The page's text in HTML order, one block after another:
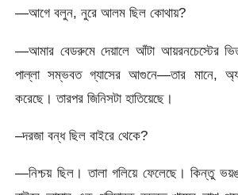
—আগে বলুন, নুরে আলম ছিল কোথায়?
—আমার বেডরুমে দেয়ালে আঁটা আয়রনচেস্টের
পাল্লা সম্ভবত গ্যাসের আগুনে—তার মানে,
করেছে। তারপর জিনিসটা হাতিয়েছে।
–দরজা বন্ধ ছিল বাইরে থেকে?
—নিশ্চয় ছিল। তালা গলিয়ে ফেলেছে। কিন্তু